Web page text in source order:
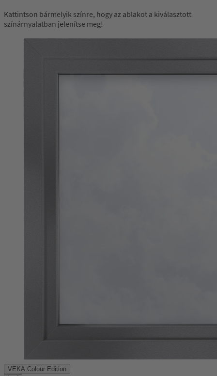
Kattintson bármelyik színre, hogy az ablakot a kiválasztott
színárnyalatban jelenítse meg!
VEKA Colour Edition